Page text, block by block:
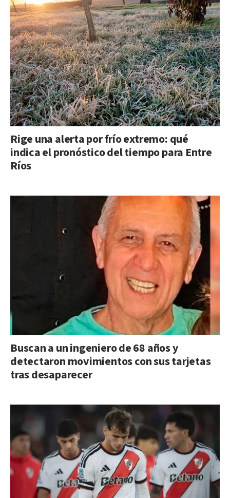
Rige una alerta por frío extremo: qué
indica el pronóstico del tiempo para Entre
Ríos
Buscan a un ingeniero de 68 años y
detectaron movimientos con sus tarjetas
tras desaparecer